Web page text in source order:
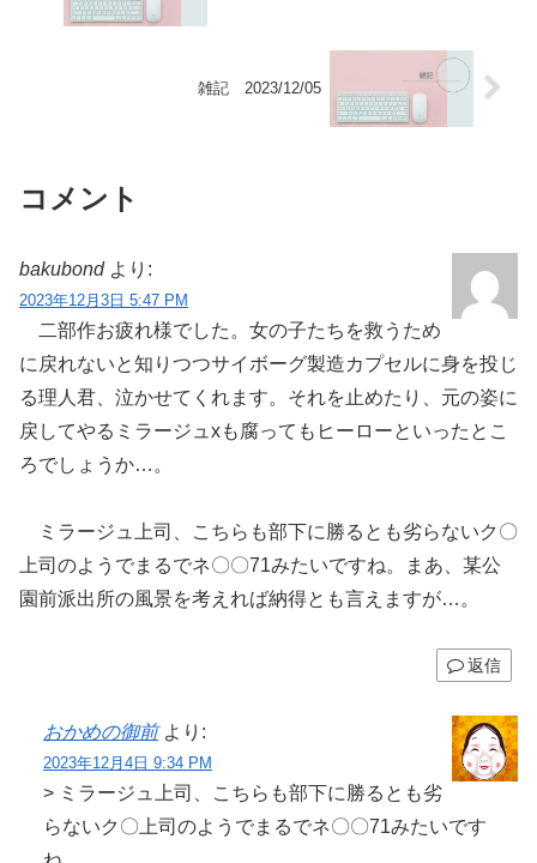
雑記 2023/12/05
コメント
bakubond より:
2023年12月3日 5:47 PM
二部作お疲れ様でした。女の子たちを救うため
に戻れないと知りつつサイボーグ製造カプセルに身を投じ
る理人君、泣かせてくれます。それを止めたり、元の姿に
戻してやるミラージュxも腐ってもヒーローといったとこ
ろでしょうか…。
ミラージュ上司、こちらも部下に勝るとも劣らないク〇
上司のようでまるでネ〇〇71みたいですね。まあ、某公
園前派出所の風景を考えれば納得とも言えますが…。
返信
おかめの御前 より:
2023年12月4日 9:34 PM
> ミラージュ上司、こちらも部下に勝るとも劣
らないク〇上司のようでまるでネ〇〇71みたいです